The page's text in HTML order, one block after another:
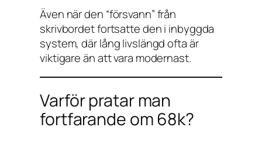
Även när den “försvann” från
skrivbordet fortsatte den i inbyggda
system, där lång livslängd ofta är
viktigare än att vara modernast.
Varför pratar man
fortfarande om 68k?